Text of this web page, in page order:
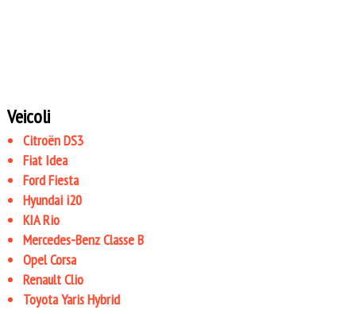
Veicoli
Citroën DS3
Fiat Idea
Ford Fiesta
Hyundai i20
KIA Rio
Mercedes-Benz Classe B
Opel Corsa
Renault Clio
Toyota Yaris Hybrid